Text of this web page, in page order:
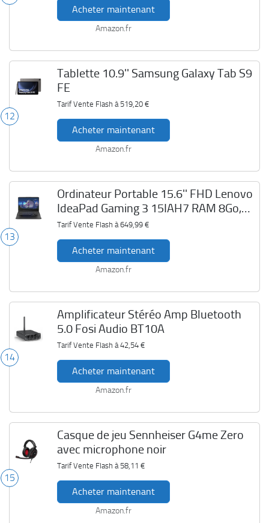
Acheter maintenant
Amazon.fr
12
Tablette 10.9'' Samsung Galaxy Tab S9
FE
Tarif Vente Flash à 519,20 €
Acheter maintenant
Amazon.fr
13
Ordinateur Portable 15.6'' FHD Lenovo
IdeaPad Gaming 3 15IAH7 RAM 8Go,
SSD 512Go
Tarif Vente Flash à649,99 €
Acheter maintenant
Amazon.fr
14
Amplificateur Stéréo Amp Bluetooth
5.0 Fosi Audio BT10A
Tarif Vente Flash à42,54 €
Acheter maintenant
Amazon.fr
15
Casque de jeu Sennheiser G4me Zero
avec microphone noir
Tarif Vente Flash à 58,11 €
Acheter maintenant
Amazon.fr